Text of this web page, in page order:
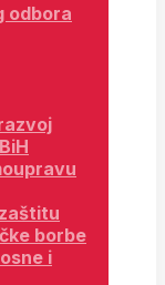
odbora
borbe
i